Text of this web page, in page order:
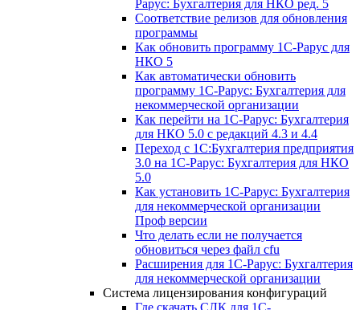
Рарус: Бухгалтерия для НКО ред. 5
Соответствие релизов для обновления
программы
Как обновить программу 1С-Рарус для
НКО 5
Как автоматически обновить
программу 1С-Рарус: Бухгалтерия для
некоммерческой организации
Как перейти на 1С-Рарус: Бухгалтерия
для НКО 5.0 с редакций 4.3 и 4.4
Переход с 1С:Бухгалтерия предприятия
3.0 на 1С-Рарус: Бухгалтерия для НКО
5.0
Как установить 1С-Рарус: Бухгалтерия
для некоммерческой организации
Проф версии
Что делать если не получается
обновиться через файл cfu
Расширения для 1С-Рарус: Бухгалтерия
для некоммерческой организации
Система лицензирования конфигураций
Где скачать СЛК для 1С-